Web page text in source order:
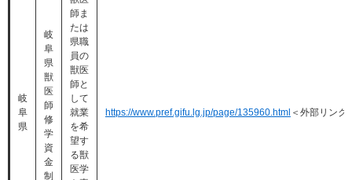
岐
阜
県
岐
阜
県
獣
医
師
修
学
資
金
制
師ま
たは
県職
員の
獣医
師と
して
就業
を希
望す
る獣
医学
https://www.pref.gifu.lg.jp/page/135960.html ＜外部リンク